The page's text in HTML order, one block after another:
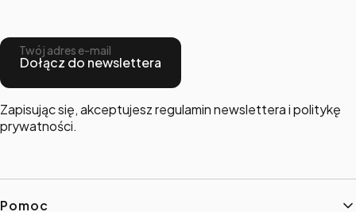
Twój adres e-mail
Dołącz do newslettera
Zapisując się, akceptujesz regulamin newslettera i politykę
prywatności.
Linki w stopce
Pomoc